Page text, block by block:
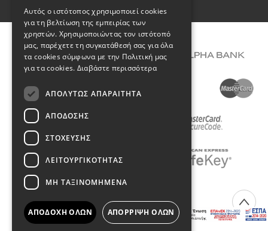
COPYRIGHT © 2026 DIMIOURGIKO VILDIRIDIS
Αυτός ο ιστότοπος χρησιμοποιεί cookies
για τη βελτίωση της εμπειρίας των
χρηστών. Χρησιμοποιώντας τον ιστότοπό
μας, παρέχετε τη συγκατάθεσή σας για όλα
τα cookies σύμφωνα με την Πολιτική μας
για τα cookies. Διαβάστε περισσότερα
ΑΠΟΛΎΤΩΣ ΑΠΑΡΑΊΤΗΤΑ
ΑΠΌΔΟΣΗΣ
ΣΤΌΧΕΥΣΗΣ
ΛΕΙΤΟΥΡΓΙΚΌΤΗΤΑΣ
ΜΗ ΤΑΞΙΝΟΜΗΜΈΝΑ
ΑΠΟΔΟΧΉ ΌΛΩΝ ΑΠΌΡΡΙΨΗ ΌΛΩΝ